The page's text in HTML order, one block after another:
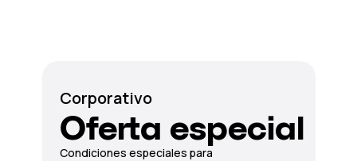
Corporativo
Oferta especial
Condiciones especiales para